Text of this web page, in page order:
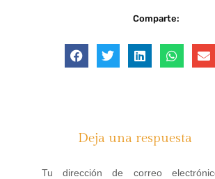
Comparte:
Deja una respuesta
Tu dirección de correo